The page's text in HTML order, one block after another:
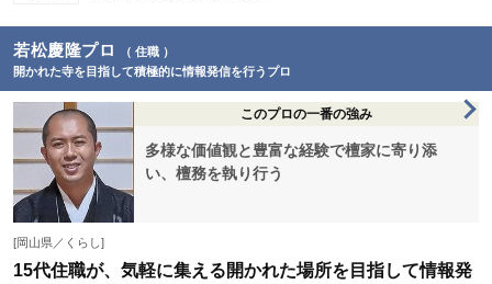
若松慶隆プロ
（ 住職 ）
開かれた寺を目指して積極的に情報発信を行うプロ
このプロの一番の強み
多様な価値観と豊富な経験で檀家に寄り添
い、檀務を執り行う
[岡山県／くらし]
15代住職が、気軽に集える開かれた場所を目指して情報発